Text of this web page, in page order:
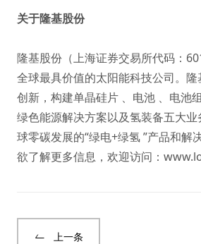
关于隆基股份
隆基股份（上海证券交易所代码：
全球最具价值的太阳能科技公司。
创新，构建单晶硅片 、电池 、电池
绿色能源解决方案以及氢装备五大
球零碳发展的“绿电+绿氢 ”产品和解
欲了解更多信息，欢迎访问：
上一条